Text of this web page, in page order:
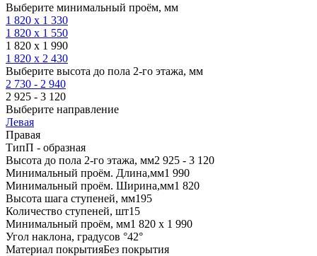
Выберите минимальный проём, мм
1 820 х 1 330
1 820 х 1 550
1 820 х 1 990
1 820 х 2 430
Выберите высота до пола 2-го этажа, мм
2 730 - 2 940
2 925 - 3 120
Выберите направление
Левая
Правая
ТипП - образная
Высота до пола 2-го этажа, мм2 925 - 3 120
Минимальный проём. Длина,мм1 990
Минимальный проём. Ширина,мм1 820
Высота шага ступеней, мм195
Количество ступеней, шт15
Минимальный проём, мм1 820 х 1 990
Угол наклона, градусов °42°
Материал покрытияБез покрытия